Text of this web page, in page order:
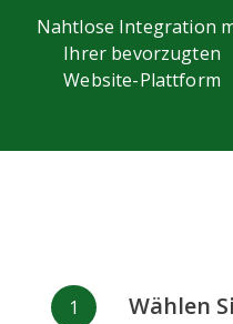
Nahtlose Integration
Ihrer bevorzugten
Website-Plattform
Wählen